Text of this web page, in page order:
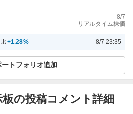
8/7
リアルタイム株価
+1.28% 8/7 23:35
ートフォリオ追加
板の投稿コメント詳細